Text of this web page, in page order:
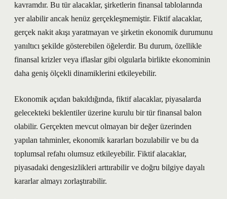
kavramdır. Bu tür alacaklar, şirketlerin finansal tablolarında
yer alabilir ancak henüz gerçekleşmemiştir. Fiktif alacaklar,
gerçek nakit akışı yaratmayan ve şirketin ekonomik durumunu
yanıltıcı şekilde gösterebilen öğelerdir. Bu durum, özellikle
finansal krizler veya iflaslar gibi olgularla birlikte ekonominin
daha geniş ölçekli dinamiklerini etkileyebilir.
Ekonomik açıdan bakıldığında, fiktif alacaklar, piyasalarda
gelecekteki beklentiler üzerine kurulu bir tür finansal balon
olabilir. Gerçekten mevcut olmayan bir değer üzerinden
yapılan tahminler, ekonomik kararları bozulabilir ve bu da
toplumsal refahı olumsuz etkileyebilir. Fiktif alacaklar,
piyasadaki dengesizlikleri arttırabilir ve doğru bilgiye dayalı
kararlar almayı zorlaştırabilir.